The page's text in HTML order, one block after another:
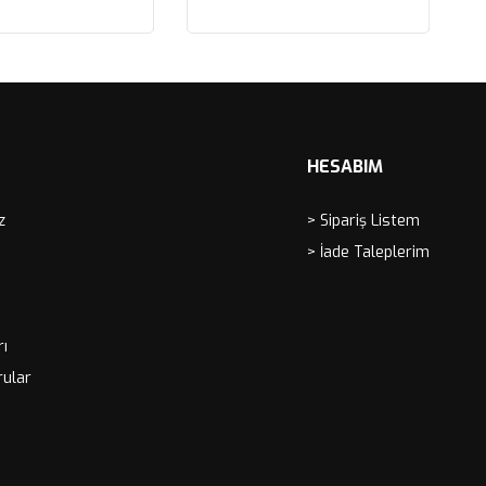
740, 780, 940, 960, S90, V90 KUTU
HESABIM
> Sipariş Listem
> İade Taleplerim